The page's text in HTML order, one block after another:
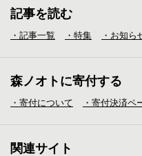
記事を読む
・記事一覧 ・特集 ・お知ら
森ノオトに寄付する
・寄付について ・寄付決済
関連サイト